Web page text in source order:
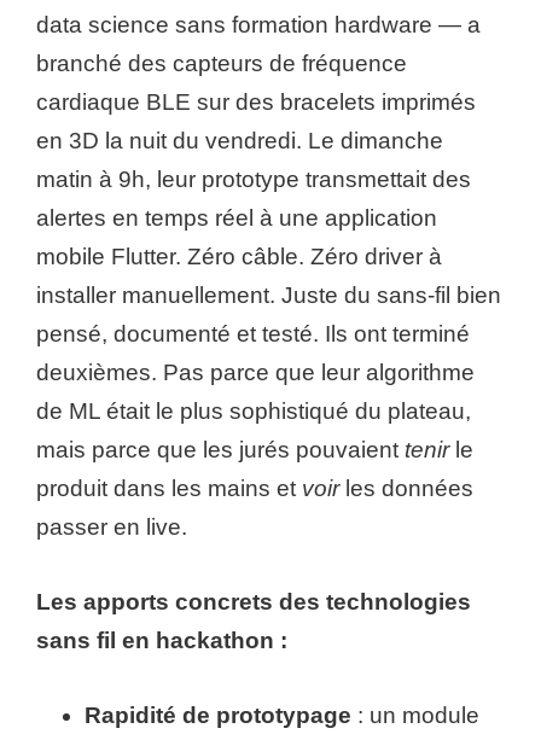
data science sans formation hardware — a
branché des capteurs de fréquence
cardiaque BLE sur des bracelets imprimés
en 3D la nuit du vendredi. Le dimanche
matin à 9h, leur prototype transmettait des
alertes en temps réel à une application
mobile Flutter. Zéro câble. Zéro driver à
installer manuellement. Juste du sans-fil bien
pensé, documenté et testé. Ils ont terminé
deuxièmes. Pas parce que leur algorithme
de ML était le plus sophistiqué du plateau,
mais parce que les jurés pouvaient tenirle
produit dans les mains et voirles données
passer en live.
Les apports concrets des technologies
sans fil en hackathon :
Rapidité de prototypage : un module